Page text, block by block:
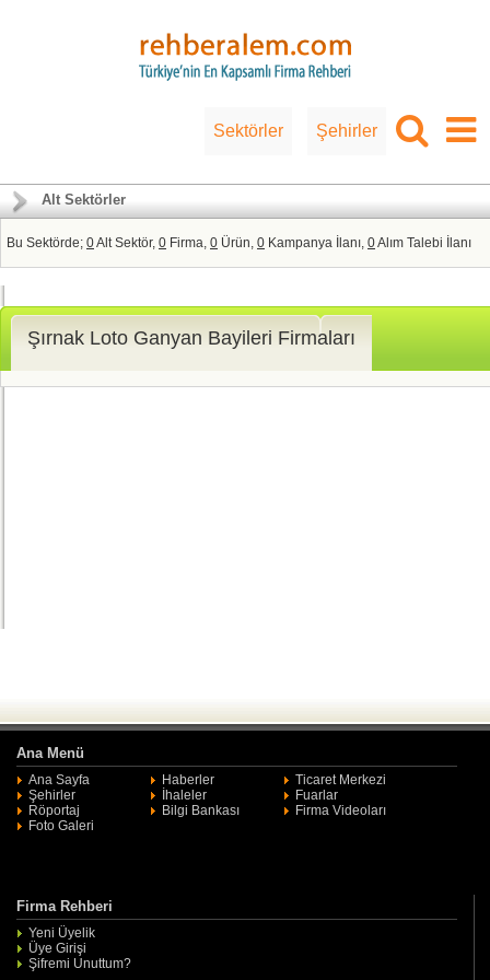
Sektörler Şehirler
Alt Sektörler
Bu Sektörde; 0Alt Sektör, 0 Firma, 0 Ürün, 0 Kampanya İlanı, 0Alım Talebi İlanı
Şırnak Loto Ganyan Bayileri Firmaları
Ana Menü
Ana Sayfa Haberler
Ticaret Merkezi
Şehirler
İhaleler
Fuarlar
Röportaj
Bilgi Bankası
Firma Videoları
Foto Galeri
Firma Rehberi
Yeni Üyelik
Üye Girişi
Şifremi Unuttum?